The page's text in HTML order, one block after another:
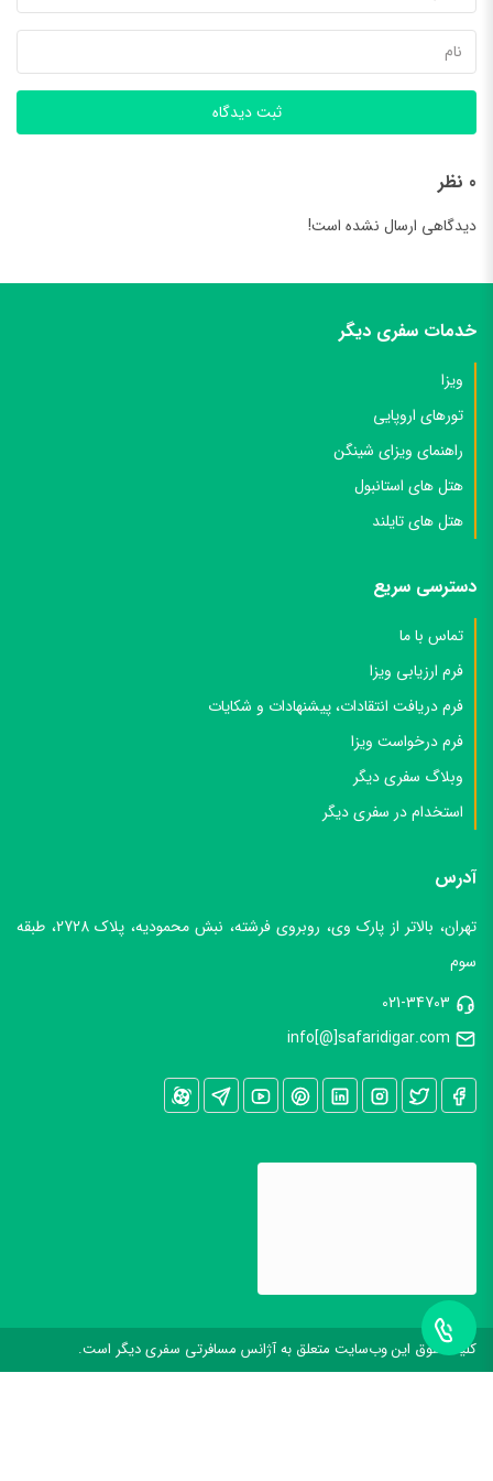
ثبت دیدگاه
0 نظر
دیدگاهی ارسال نشده است!
خدمات سفری دیگر
ویزا
تورهای اروپایی
راهنمای ویزای شینگن
هتل های استانبول
هتل های تایلند
دسترسی سریع
تماس با ما
فرم ارزیابی ویزا
فرم دریافت انتقادات، پیشنهادات و شکایات
فرم درخواست ویزا
وبلاگ سفری دیگر
استخدام در سفری دیگر
آدرس
تهران، بالاتر از پارک وی، روبروی فرشته، نبش محمودیه، پلاک 2728، طبقه
سوم
021-34703
info[@]safaridigar.com
کليه حقوق اين وب‌سايت متعلق به آژانس مسافرتی سفری دیگر است.